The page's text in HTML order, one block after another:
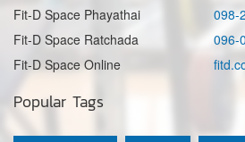
Fit-D Space Phayathai
098-
Fit-D Space Ratchada
096-
Fit-D Space Online
Popular Tags